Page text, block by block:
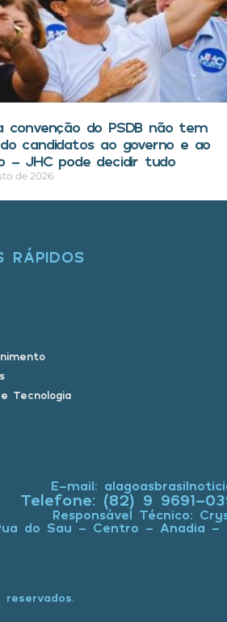
convenção do PSDB não tem
candidatos ao governo e ao
– JHC pode decidir tudo
de 2026
RÁPIDOS
Tecnologia
E-mail:
Telefone: (82) 9 9691-
Responsável Técnico:
do Sau - Centro - Anadia -